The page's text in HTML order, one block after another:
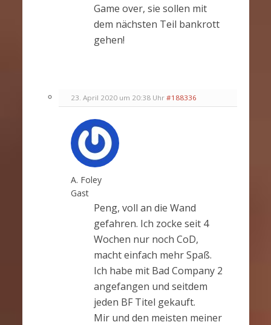
Game over, sie sollen mit
dem nächsten Teil bankrott
gehen!
23. April 2020 um 20:38 Uhr #188336
A. Foley
Gast
Peng, voll an die Wand
gefahren. Ich zocke seit 4
Wochen nur noch CoD,
macht einfach mehr Spaß.
Ich habe mit Bad Company 2
angefangen und seitdem
jeden BF Titel gekauft.
Mir und den meisten meiner